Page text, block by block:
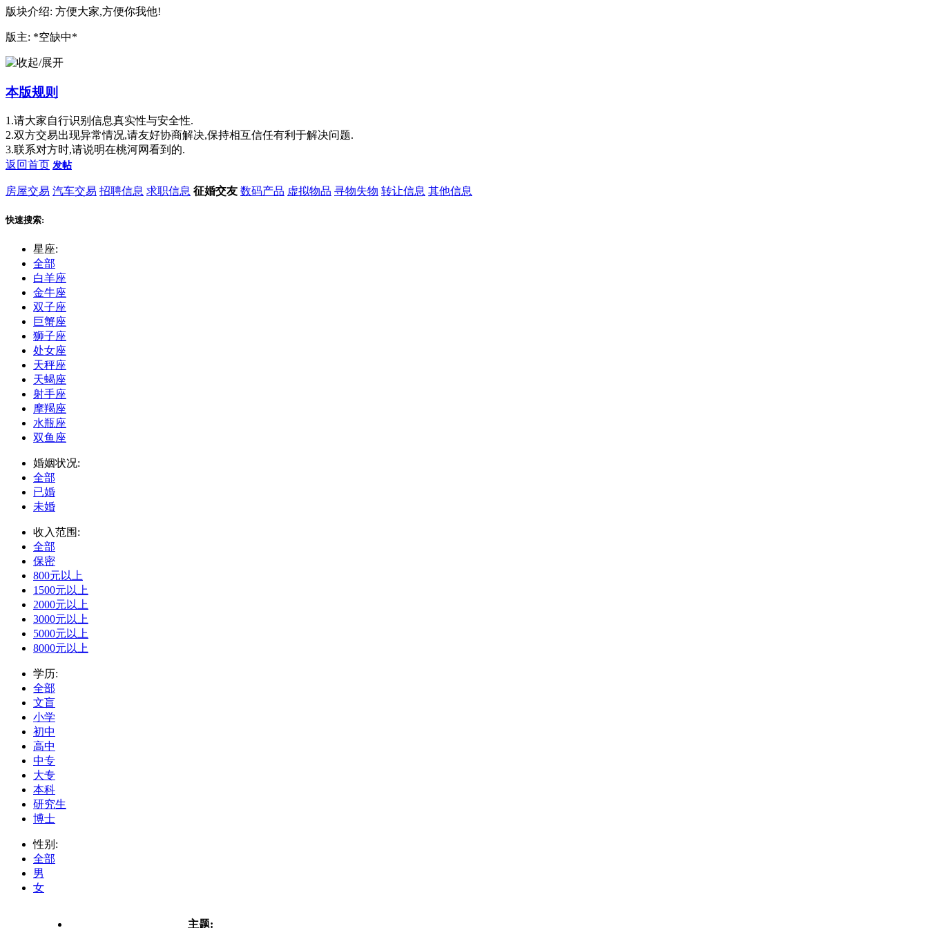
版块介绍: 方便大家,方便你我他!
版主: *空缺中*
本版规则
1.请大家自行识别信息真实性与安全性.
2.双方交易出现异常情况,请友好协商解决,保持相互信任有利于解决问题.
3.联系对方时,请说明在桃河网看到的.
返回首页 发帖
房屋交易 汽车交易 招聘信息 求职信息 征婚交友 数码产品 虚拟物品 寻物失物 转让信息 其他信息
快速搜索:
星座:
全部
白羊座
金牛座
双子座
巨蟹座
狮子座
处女座
天秤座
天蝎座
射手座
摩羯座
水瓶座
双鱼座
婚姻状况:
全部
已婚
未婚
收入范围:
全部
保密
800元以上
1500元以上
2000元以上
3000元以上
5000元以上
8000元以上
学历:
全部
文盲
小学
初中
高中
中专
大专
本科
研究生
博士
性别:
全部
男
女
主题: